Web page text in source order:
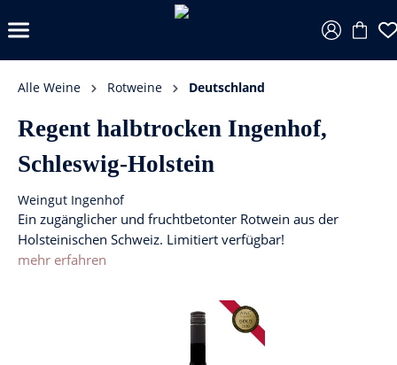
Alle Weine Rotweine Deutschland
Regent halbtrocken Ingenhof,
Schleswig-Holstein
Weingut Ingenhof
Ein zugänglicher und fruchtbetonter Rotwein aus der
Holsteinischen Schweiz. Limitiert verfügbar!
mehr erfahren